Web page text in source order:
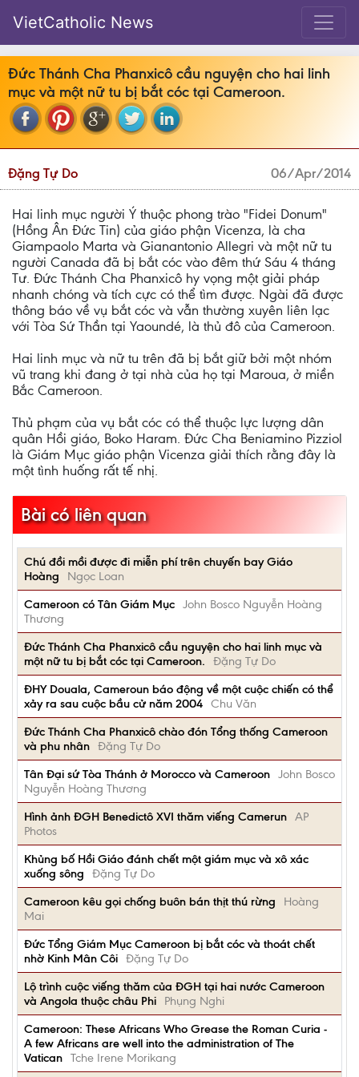
VietCatholic News
Đức Thánh Cha Phanxicô cầu nguyện cho hai linh
mục và một nữ tu bị bắt cóc tại Cameroon.
Đặng Tự Do 06/Apr/2014
Hai linh mục người Ý thuộc phong trào "Fidei Donum"
(Hồng Ân Đức Tin) của giáo phận Vicenza, là cha
Giampaolo Marta và Gianantonio Allegri và một nữ tu
người Canada đã bị bắt cóc vào đêm thứ Sáu 4 tháng
Tư. Đức Thánh Cha Phanxicô hy vọng một giải pháp
nhanh chóng và tích cực có thể tìm được. Ngài đã được
thông báo về vụ bắt cóc và vẫn thường xuyên liên lạc
với Tòa Sứ Thần tại Yaoundé, là thủ đô của Cameroon.
Hai linh mục và nữ tu trên đã bị bắt giữ bởi một nhóm
vũ trang khi đang ở tại nhà của họ tại Maroua, ở miền
Bắc Cameroon.
Thủ phạm của vụ bắt cóc có thể thuộc lực lượng dân
quân Hồi giáo, Boko Haram. Đức Cha Beniamino Pizziol
là Giám Mục giáo phận Vicenza giải thích rằng đây là
một tình huống rất tế nhị.
Bài có liên quan
Chú đồi mồi được đi miễn phí trên chuyến bay Giáo
Hoàng
Ngọc Loan
Cameroon có Tân Giám Mục John Bosco Nguyễn Hoàng
Thương
Đức Thánh Cha Phanxicô cầu nguyện cho hai linh mục và
một nữ tu bị bắt cóc tại Cameroon.
Đặng Tự Do
ÐHY Douala, Cameroun báo động về một cuộc chiến có thể
xảy ra sau cuộc bầu cử năm 2004 Chu Văn
Đức Thánh Cha Phanxicô chào đón Tổng thống Cameroon
và phu nhân Đặng Tự Do
Tân Đại sứ Tòa Thánh ở Morocco và Cameroon John Bosco
Nguyễn Hoàng Thương
Hình ảnh ĐGH Benedictô XVI thăm viếng Camerun AP
Photos
Khủng bố Hồi Giáo đánh chết một giám mục và xô xác
xuống sông
Đặng Tự Do
Cameroon kêu gọi chống buôn bán thịt thú rừng
Hoàng
Mai
Đức Tổng Giám Mục Cameroon bị bắt cóc và thoát chết
nhờ Kinh Mân Côi Đặng Tự Do
Lộ trình cuộc viếng thăm của ĐGH tại hai nước Cameroon
và Angola thuộc châu Phi
Phụng Nghi
Cameroon: These Africans Who Grease the Roman Curia -
A few Africans are well into the administration of The
Vatican Tche Irene Morikang